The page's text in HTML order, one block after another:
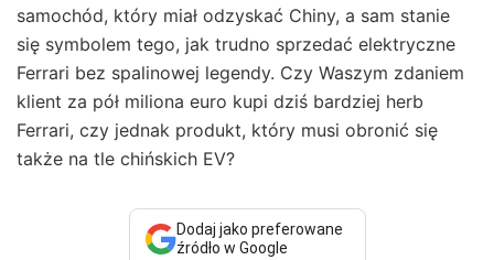
samochód, który miał odzyskać Chiny, a sam stanie
się symbolem tego, jak trudno sprzedać elektryczne
Ferrari bez spalinowej legendy. Czy Waszym zdaniem
klient za pół miliona euro kupi dziś bardziej herb
Ferrari, czy jednak produkt, który musi obronić się
także na tle chińskich EV?
Dodaj jako preferowane
źródło w Google